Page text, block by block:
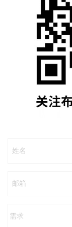
姓名
邮箱
需求